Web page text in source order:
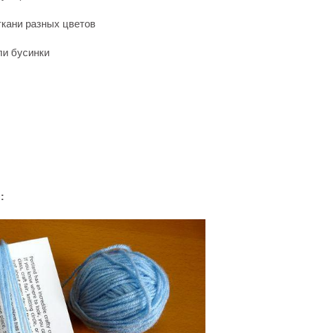
разных цветов
бусинки